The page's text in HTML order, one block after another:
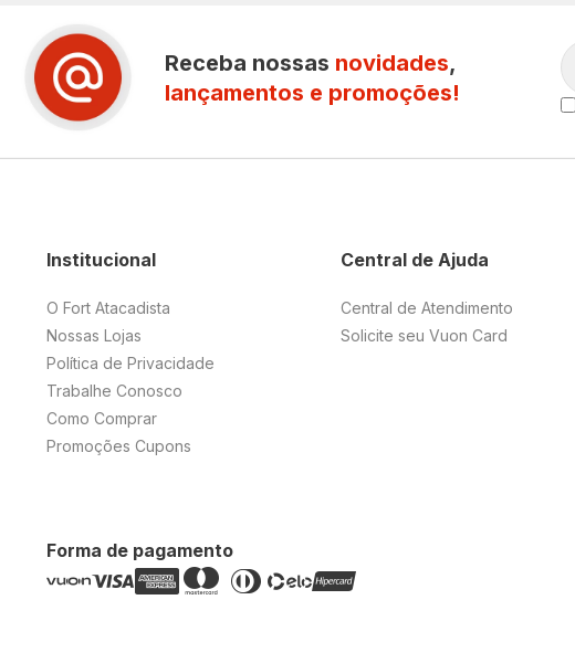
Receba nossas novidades,
lançamentos e promoções!
Central de Ajuda
Central de Atendimento
Solicite seu Vuon Card
Institucional
O Fort Atacadista
Nossas Lojas
Política de Privacidade
Trabalhe Conosco
Como Comprar
Promoções Cupons
Forma de pagamento